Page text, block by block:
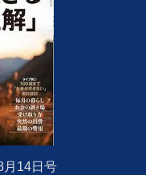
月14日号